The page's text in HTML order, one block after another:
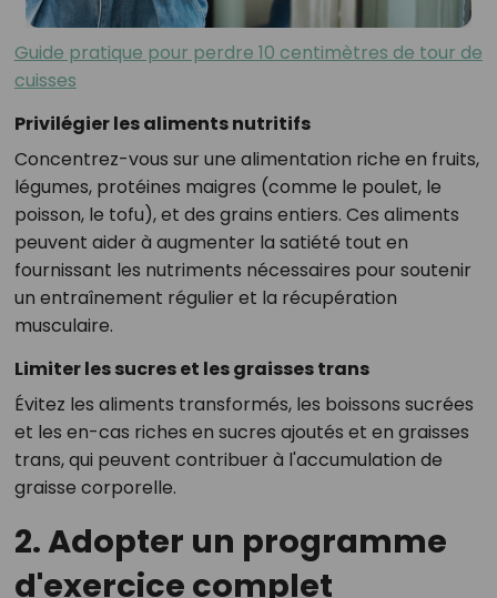
Guide pratique pour perdre 10 centimètres de tour de
cuisses
Privilégier les aliments nutritifs
Concentrez-vous sur une alimentation riche en fruits,
légumes, protéines maigres (comme le poulet, le
poisson, le tofu), et des grains entiers. Ces aliments
peuvent aider à augmenter la satiété tout en
fournissant les nutriments nécessaires pour soutenir
un entraînement régulier et la récupération
musculaire.
Limiter les sucres et les graisses trans
Évitez les aliments transformés, les boissons sucrées
et les en-cas riches en sucres ajoutés et en graisses
trans, qui peuvent contribuer à l'accumulation de
graisse corporelle.
2. Adopter un programme
d'exercice complet